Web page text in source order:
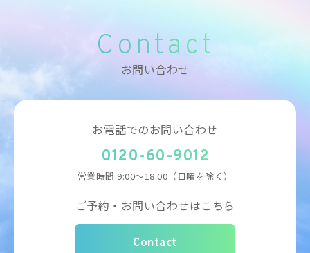
Contact
お問い合わせ
お電話でのお問い合わせ
0120-60-9012
営業時間 9:00～18:00（日曜を除く）
ご予約・お問い合わせはこちら
Contact